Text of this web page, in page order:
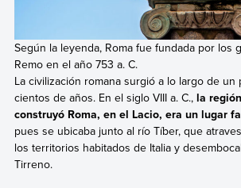
Según la leyenda, Roma fue fundada por los
Remo en el año 753 a. C.
La civilización romana surgió a lo largo de
cientos de años. En el siglo VIII a. C., la
construyó Roma, en el Lacio, era un lugar
pues se ubicaba junto al río Tíber, que
los territorios habitados de Italia y
Tirreno.